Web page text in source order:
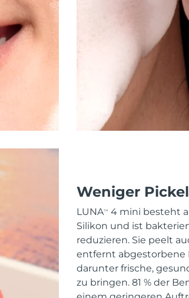
Weniger Pickel
LUNATM
4 mini besteht
Silikon und ist
reduzieren. Sie peelt
entfernt abgestorbene
darunter frische,
zu bringen. 81 % der